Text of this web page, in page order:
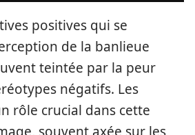
positives qui se
de la banlieue
teintée par la peur
négatifs. Les
rôle crucial dans cette
souvent axée sur les